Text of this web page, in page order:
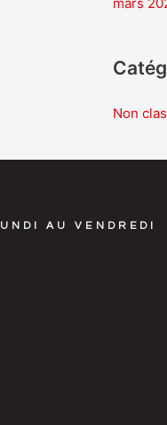
Non
AU VENDREDI